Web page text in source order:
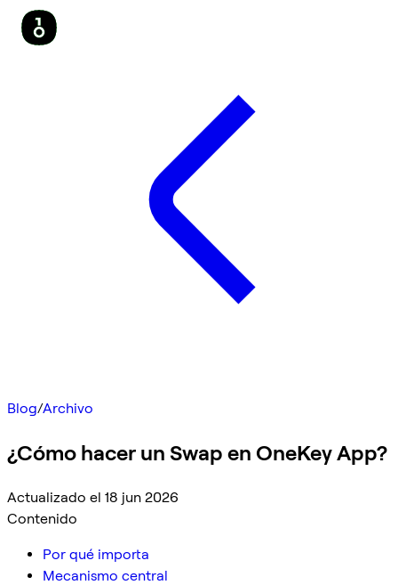
Blog/Archivo
¿Cómo hacer un Swap en OneKey App?
Actualizado el 18 jun 2026
Contenido
Por qué importa
Mecanismo central